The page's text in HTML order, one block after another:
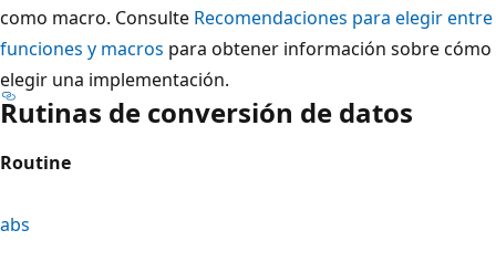
como macro. Consulte Recomendaciones para elegir entre
funciones y macros para obtener información sobre cómo
elegir una implementación.
Rutinas de conversión de datos
Routine
abs